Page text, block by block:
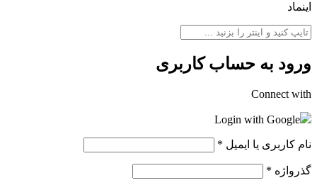
اینماد
ورود به حساب کاربری
Connect with
Login with Google
نام کاربری یا ایمیل *
گذرواژه *